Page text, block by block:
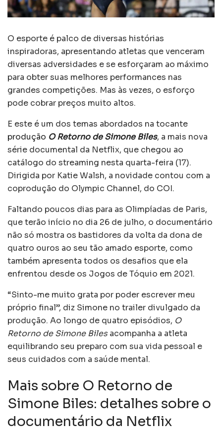
O esporte é palco de diversas histórias
inspiradoras, apresentando atletas que venceram
diversas adversidades e se esforçaram ao máximo
para obter suas melhores performances nas
grandes competições. Mas às vezes, o esforço
pode cobrar preços muito altos.
E este é um dos temas abordados na tocante
produção O Retorno de Simone Biles, a mais nova
série documental da Netflix, que chegou ao
catálogo do streaming nesta quarta-feira (17).
Dirigida por Katie Walsh, a novidade contou com a
coprodução do Olympic Channel, do COI.
Faltando poucos dias para as Olimpíadas de Paris,
que terão início no dia 26 de julho, o documentário
não só mostra os bastidores da volta da dona de
quatro ouros ao seu tão amado esporte, como
também apresenta todos os desafios que ela
enfrentou desde os Jogos de Tóquio em 2021.
“Sinto-me muito grata por poder escrever meu
próprio final”, diz Simone no trailer divulgado da
produção. Ao longo de quatro episódios, O
Retorno de Simone Biles acompanha a atleta
equilibrando seu preparo com sua vida pessoal e
seus cuidados com a saúde mental.
Mais sobre O Retorno de
Simone Biles: detalhes sobre o
documentário da Netflix